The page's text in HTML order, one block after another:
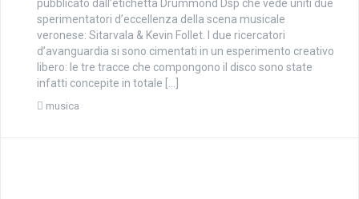
pubblicato dall’etichetta Drummond Dsp che vede uniti due
sperimentatori d’eccellenza della scena musicale
veronese: Sitarvala & Kevin Follet. I due ricercatori
d’avanguardia si sono cimentati in un esperimento creativo
libero: le tre tracce che compongono il disco sono state
infatti concepite in totale […]
musica